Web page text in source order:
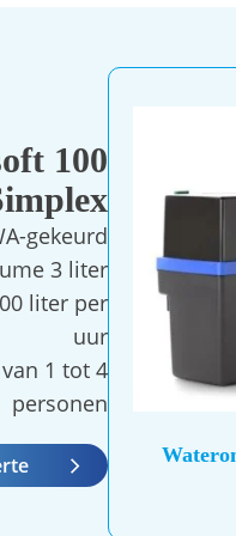
100
gekeurd
3 liter
liter per
uur
1 tot 4
personen
meerdere
variaties.
Deze
optie
gekozen